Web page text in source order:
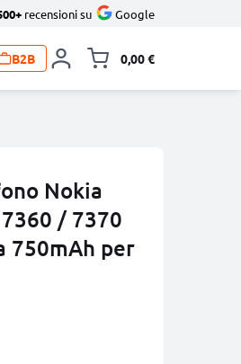
recensioni su Google
B2B 0,00 €
Nokia
/ 7370
750mAh per